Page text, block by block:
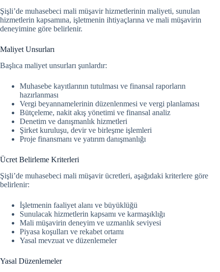
Şişli’de muhasebeci mali müşavir hizmetlerinin maliyeti, sunulan
hizmetlerin kapsamına, işletmenin ihtiyaçlarına ve mali müşavirin
deneyimine göre belirlenir.
Maliyet Unsurları
Başlıca maliyet unsurları şunlardır:
Muhasebe kayıtlarının tutulması ve finansal raporların
hazırlanması
Vergi beyannamelerinin düzenlenmesi ve vergi planlaması
Bütçeleme, nakit akış yönetimi ve finansal analiz
Denetim ve danışmanlık hizmetleri
Şirket kuruluşu, devir ve birleşme işlemleri
Proje finansmanı ve yatırım danışmanlığı
Ücret Belirleme Kriterleri
Şişli’de muhasebeci mali müşavir ücretleri, aşağıdaki kriterlere göre
belirlenir:
İşletmenin faaliyet alanı ve büyüklüğü
Sunulacak hizmetlerin kapsamı ve karmaşıklığı
Mali müşavirin deneyim ve uzmanlık seviyesi
Piyasa koşulları ve rekabet ortamı
Yasal mevzuat ve düzenlemeler
Yasal Düzenlemeler